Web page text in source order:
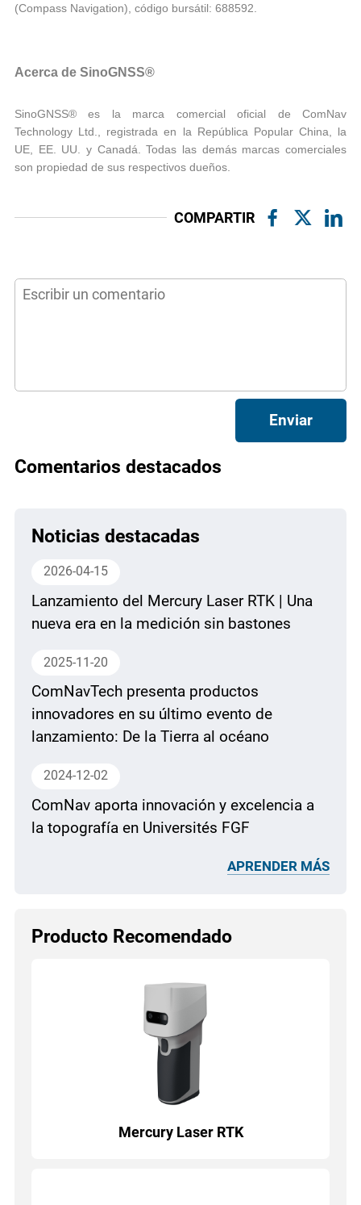
(Compass Navigation), código bursátil: 688592.
Acerca de SinoGNSS®
SinoGNSS® es la marca comercial oficial de ComNav
Technology Ltd., registrada en la República Popular China, la
UE, EE. UU. y Canadá. Todas las demás marcas comerciales
son propiedad de sus respectivos dueños.
COMPARTIR
Enviar
Comentarios destacados
Noticias destacadas
2026-04-15
Lanzamiento del Mercury Laser RTK | Una
nueva era en la medición sin bastones
2025-11-20
ComNavTech presenta productos
innovadores en su último evento de
lanzamiento: De la Tierra al océano
2024-12-02
ComNav aporta innovación y excelencia a
la topografía en Universités FGF
APRENDER MÁS
Producto Recomendado
Mercury Laser RTK